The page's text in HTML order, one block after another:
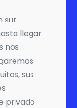
sur
llegar
nos
sus
privado